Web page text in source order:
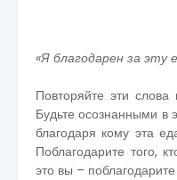
«Я благодарен за эту
Повторяйте эти
Будьте осознанными в
благодаря кому эта
Поблагодарите того,
это вы –